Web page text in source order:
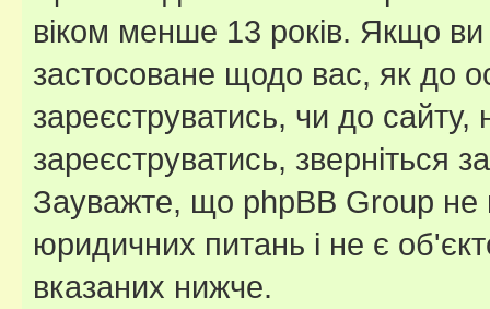
віком менше 13 років. Якщо
застосоване щодо вас, як до
зареєструватись, чи до
зареєструватись, зверніться
Зауважте, що phpBB Group не
юридичних питань і не є
вказаних нижче.